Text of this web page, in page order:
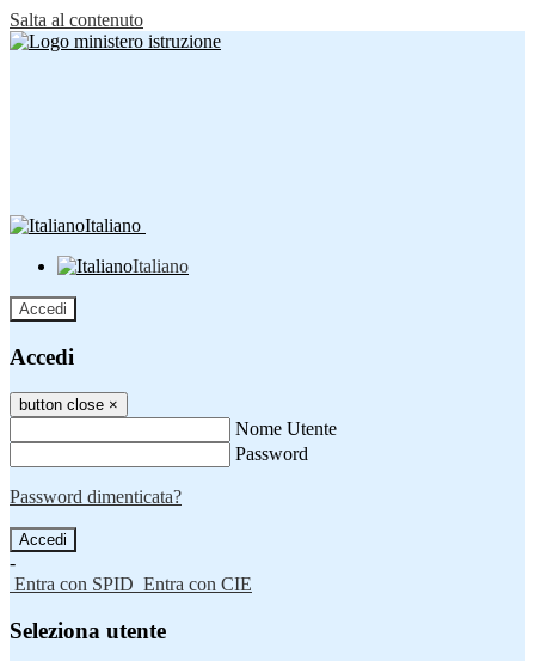
Salta al contenuto
Italiano
Italiano
Accedi
Accedi
button close ×
Nome Utente
Password
Password dimenticata?
-
Entra con SPID Entra con CIE
Seleziona utente